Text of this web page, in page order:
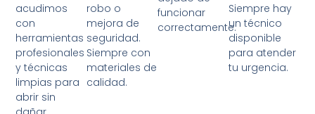
acudimos
con
herramientas
profesionales
y técnicas
limpias para
abrir sin
robo o
mejora de
seguridad.
Siempre con
materiales de
calidad.
funcionar
correctamente.
Siempre hay
un técnico
disponible
para atender
tu urgencia.